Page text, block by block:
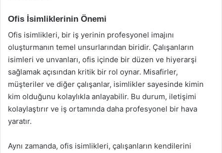
Ofis İsimliklerinin Önemi
Ofis isimlikleri, bir iş yerinin profesyonel imajını
oluşturmanın temel unsurlarından biridir. Çalışanların
isimleri ve unvanları, ofis içinde bir düzen ve hiyerarşi
sağlamak açısından kritik bir rol oynar. Misafirler,
müşteriler ve diğer çalışanlar, isimlikler sayesinde kimin
kim olduğunu kolaylıkla anlayabilir. Bu durum, iletişimi
kolaylaştırır ve iş ortamında daha profesyonel bir hava
yaratır.
Aynı zamanda, ofis isimlikleri, çalışanların kendilerini